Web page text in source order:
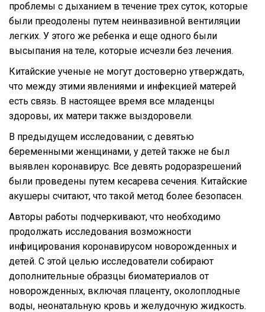
проблемы с дыханием в течение трех суток, которые
были преодолены путем неинвазивной вентиляции
легких. У этого же ребенка и еще одного были
высыпания на теле, которые исчезли без лечения.
Китайские ученые не могут достоверно утверждать,
что между этими явлениями и инфекцией матерей
есть связь. В настоящее время все младенцы
здоровы, их матери также выздоровели.
В предыдущем исследовании, с девятью
беременными женщинами, у детей также не был
выявлен коронавирус. Все девять родоразрешений
были проведены путем кесарева сечения. Китайские
акушеры считают, что такой метод более безопасен.
Авторы работы подчеркивают, что необходимо
продолжать исследования возможности
инфицирования коронавирусом новорожденных и
детей. С этой целью исследователи собирают
дополнительные образцы биоматериалов от
новорожденных, включая плаценту, околоплодные
воды, неонатальную кровь и желудочную жидкость.